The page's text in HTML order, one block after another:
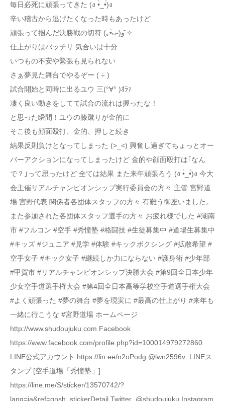
毎日必死に頑張ってきた (ง •̀_•́)ง
辛い稽古から逃げたくなった時もあったけど
頑張って掴んだ決勝戦の切符 (｡•̀ᴗ-)و ̑̑✧
仕上がりはバッチリ 気合いは十分
いつもの不安や緊張も見られない
さぁ夢見た舞台でやるぞー ( ÷ )
試合開始と同時に出るユウ 三(°∀° )ｵﾗｧ
凄く良い動きをしてて試合の流れは握ったな！
と思った瞬間！ユウの膝蹴りが金的に
そこ後も顔面殴打、金的、押しと続き
結果反則負けとなってしまった (>_<) 興奮し過ぎてちょっとオー
バーアクションになってしまったけど 金的や顔面殴打は｢なん
で？｣って思ったけど 全ては結果 また来年頑張ろう (ง •̀_•́)ง 今大
会主催リアルチャンピオンシップ実行委員会の方々 主管 宮野道
場 宮野代表 関係者各団体スタッフの方々 有難う御座いました。
また参加された各団体スタッフ選手の方々 お疲れ様でした #湖南
市 #フルコン #空手 #秀憧塾 #格闘技 #生徒募集中 #道場生募集中
#キッズ #ジュニア #見学 #体験 #キックボクシング #拡散希望 #
空手女子 #キック女子 #継続しか力にならない #護身術 #少年部
#甲賀市 #リアルチャンピオンシップ決勝大会 #第9回全日本少年
少女空手道選手権大会 #第4回全日本高等学校空手道選手権大会
#よく頑張った #夢の舞台 #夢を現実に #最高の仕上がり #来年も
一緒に行こうな #宮野道場 ホームページ
http://www.shudoujuku.com Facebook
https://www.facebook.com/profile.php?id=100014979272860
LINE公式アカウント https://lin.ee/n2oPodg @lwn2596v LINEス
タンプ [空手道場「秀憧塾」]
https://line.me/S/sticker/13570742/?
lang=ja&ref=gnsh_stickerDetail Twitter @shudoujuku Instagram